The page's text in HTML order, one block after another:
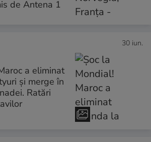
de Antena 1
30 iun.
a eliminat
și merge în
Ratări